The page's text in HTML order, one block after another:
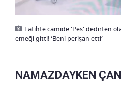
Fatihte camide ‘Pes’ dedirten
emeği gitti! ‘Beni perişan etti’
NAMAZDAYKEN